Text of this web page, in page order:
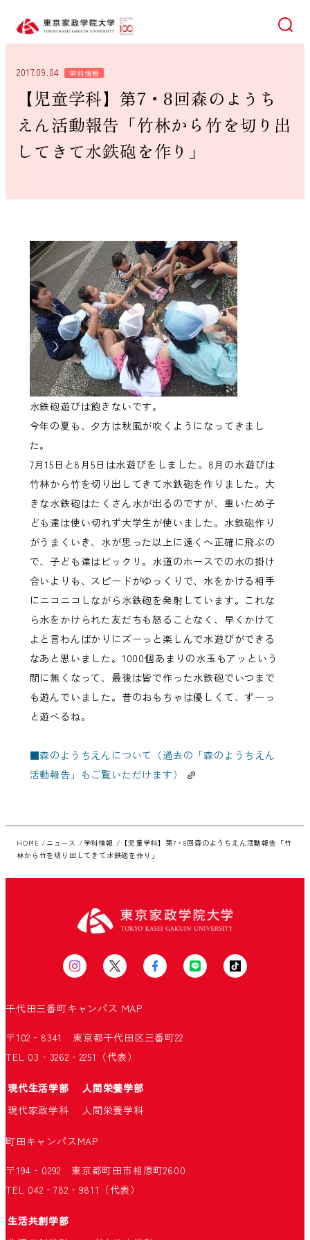
検索
2017.09.04 学科情報
【児童学科】第7・8回森のようち
えん活動報告「竹林から竹を切り出
してきて水鉄砲を作り」
水鉄砲遊びは飽きないです。
今年の夏も、夕方は秋風が吹くようになってきまし
た。
7月15日と8月5日は水遊びをしました。 8月の水遊びは
竹林から竹を切り出してきて水鉄砲を作りました。 大
きな水鉄砲はたくさん水が出るのですが、重いため子
ども達は使い切れず大学生が使いました。 水鉄砲作り
がうまくいき、 水が思った以上に遠くへ正確に飛ぶの
で、子ども達はビックリ。 水道のホースでの水の掛け
合いよりも、スピードがゆっくりで、 水をかける相手
にニコニコしながら水鉄砲を発射しています。 これな
ら水をかけられた友だちも怒ることなく、 早くかけて
よと言わんばかりにズーっと楽しんで水遊びができる
なあと思いました。 1000個あまりの水玉もアッという
間に無くなって、 最後は皆で作った水鉄砲でいつまで
も遊んでいました。 昔のおもちゃは優しくて、ずーっ
と遊べるね。
■森のようちえんについて（過去の「森のようちえん
活動報告」もご覧いただけます）
HOME ニュース 学科情報
【児童学科】第7・8回森のようちえん活動報告「竹
林から竹を切り出してきて水鉄砲を作り」
千代田三番町キャンパス MAP
〒102‐8341 東京都千代田区三番町22
TEL 03‐3262‐2251（代表）
現代生活学部
人間栄養学部
現代家政学科
人間栄養学科
町田キャンパスMAP
〒194‐0292 東京都町田市相原町2600
TEL 042‐782‐9811（代表）
生活共創学部